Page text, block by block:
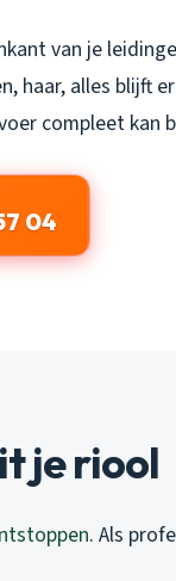
van je
haar, alles blijft
compleet kan
04
je riool
. Als